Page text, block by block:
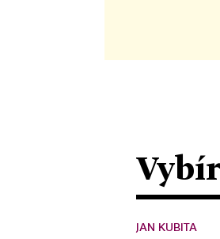
JAN KUBITA